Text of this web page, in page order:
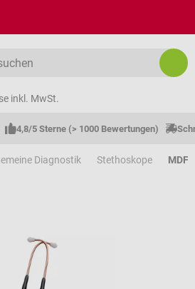
inkl. MwSt.
4,8/5 Sterne (> 1000 Bewertungen)
Diagnostik Stethoskope MDF